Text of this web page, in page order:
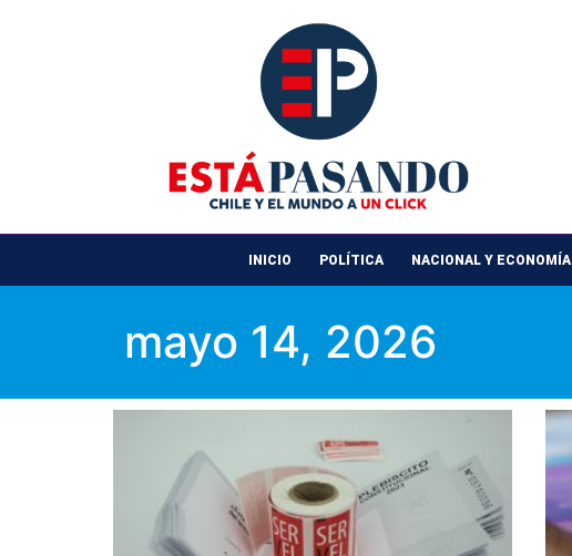
INICIO POLÍTICA NACIONAL Y ECONOMÍA
mayo 14, 2026